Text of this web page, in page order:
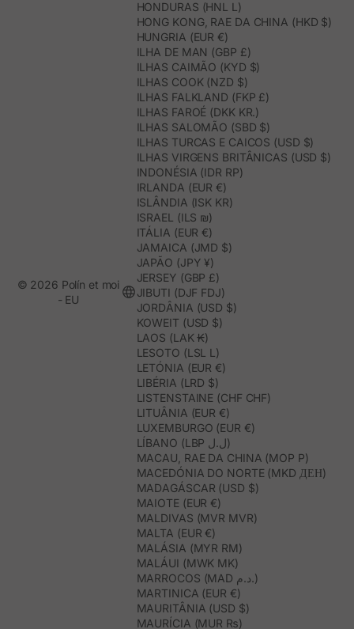
HONDURAS (HNL L)
HONG KONG, RAE DA CHINA (HKD $)
HUNGRIA (EUR €)
ILHA DE MAN (GBP £)
ILHAS CAIMÃO (KYD $)
ILHAS COOK (NZD $)
ILHAS FALKLAND (FKP £)
ILHAS FAROÉ (DKK KR.)
ILHAS SALOMÃO (SBD $)
ILHAS TURCAS E CAICOS (USD $)
ILHAS VIRGENS BRITÂNICAS (USD $)
INDONÉSIA (IDR RP)
IRLANDA (EUR €)
ISLÂNDIA (ISK KR)
ISRAEL (ILS ₪)
ITÁLIA (EUR €)
JAMAICA (JMD $)
JAPÃO (JPY ¥)
JERSEY (GBP £)
JIBUTI (DJF FDJ)
JORDÂNIA (USD $)
KOWEIT (USD $)
LAOS (LAK ₭)
LESOTO (LSL L)
LETÓNIA (EUR €)
LIBÉRIA (LRD $)
LISTENSTAINE (CHF CHF)
LITUÂNIA (EUR €)
LUXEMBURGO (EUR €)
LÍBANO (LBP ل.ل)
MACAU, RAE DA CHINA (MOP P)
MACEDÓNIA DO NORTE (MKD ДЕН)
MADAGÁSCAR (USD $)
MAIOTE (EUR €)
MALDIVAS (MVR MVR)
MALTA (EUR €)
MALÁSIA (MYR RM)
MALÁUI (MWK MK)
MARROCOS (MAD د.م.)
MARTINICA (EUR €)
MAURITÂNIA (USD $)
MAURÍCIA (MUR ₨)
© 2026 Polín et moi
- EU